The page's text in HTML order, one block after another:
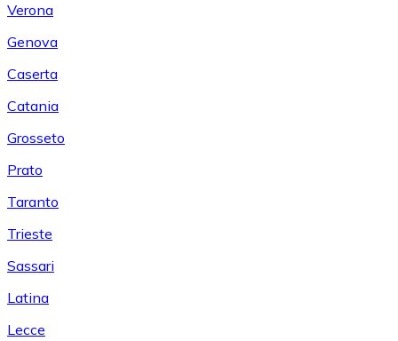
Verona
Genova
Caserta
Catania
Grosseto
Prato
Taranto
Trieste
Sassari
Latina
Lecce